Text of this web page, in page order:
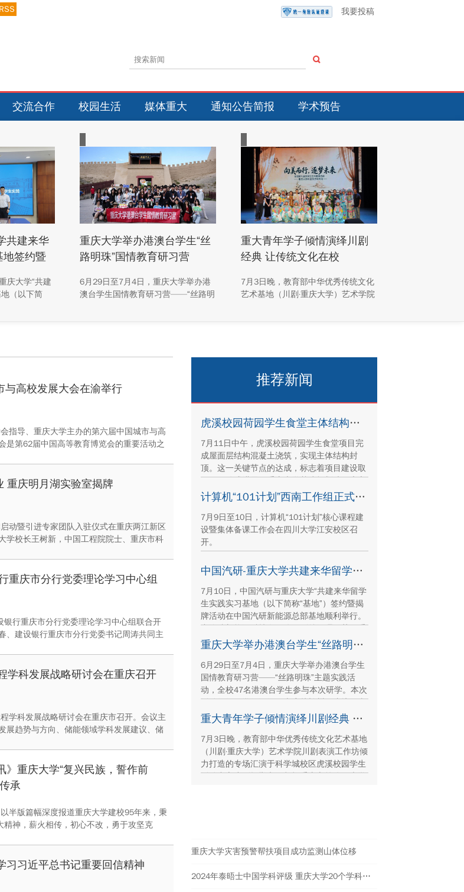
RSS 我要投稿
交流合作 校园生活 媒体重大 通知公告简报 学术预告
共建来华
地签约暨
庆大学“共建
（以下简
春出席活
与。
重庆大学举办港澳台学生“丝
路明珠”国情教育研习营
6月29日至7月4日，重庆大学举办港
澳台学生国情教育研习营——“丝路明
家在丝路文明传承、世界文化遗产保
成就与发展路径。
重大青年学子倾情演绎川剧
经典 让传统文化在校
7月3日晚，教育部中华优秀传统文化
艺术基地（川剧·重庆大学）艺术学院
主题，推进校园美育与传统文化传承
与高校发展大会在渝举行
指导、重庆大学主办的第六届中国城市与高
是第62届中国高等教育博览会的重要活动之
重庆明月湖实验室揭牌
动暨引进专家团队入驻仪式在重庆两江新区
学校长王树新，中国工程院院士、重庆市科
重庆市分行党委理论学习中心组
行重庆市分行党委理论学习中心组联合开
、建设银行重庆市分行党委书记周涛共同主
学科发展战略研讨会在重庆召开
学科发展战略研讨会在重庆市召开。会议主
展趋势与方向、储能领域学科发展建议、储
》重庆大学“复兴民族，誓作前
承
半版篇幅深度报道重庆大学建校95年来，秉
精神，薪火相传，初心不改，勇于攻坚克
习习近平总书记重要回信精神
推荐新闻
虎溪校园荷园学生食堂主体结构封顶
7月11日中午，虎溪校园荷园学生食堂项目完
成屋面层结构混凝土浇筑，实现主体结构封
顶。这一关键节点的达成，标志着项目建设取
得里程碑式进展。重庆大学基建规划处、康立
时代建设集团有限公司、湖南顺天建设集团有
限公司、重庆方郡建设工程咨询有限公司等参
建单位代表现场参与封顶仪式。
计算机“101计划”西南工作组正式成立
7月9日至10日，计算机“101计划”核心课程建
设暨集体备课工作会在四川大学江安校区召
开。
中国汽研-重庆大学共建来华留学生实践实习基地签约暨揭牌活动举行
7月10日，中国汽研与重庆大学“共建来华留学
生实践实习基地（以下简称“基地”）签约暨揭
牌活动在中国汽研新能源总部基地顺利举行。
中汽院新能源科技有限公司副总经理傅菊、重
庆大学国际合作与交流处处长兼留学生事务管
理中心主任阳春出席活动，双方相关职能负责
人、教师代表及来华留学生代表共同参与。
重庆大学举办港澳台学生“丝路明珠”国情教育研习营
6月29日至7月4日，重庆大学举办港澳台学生
国情教育研习营——“丝路明珠”主题实践活
动，全校47名港澳台学生参与本次研学。本次
活动组织同学们沿河西走廊赴兰州、张掖、嘉
峪关、敦煌多地实地走访，深入了解国家在丝
路文明传承、世界文化遗产保护、西北地质生
态治理等方面的建设成就与发展路径。
重大青年学子倾情演绎川剧经典 让传统文化在校园“活”起来
7月3日晚，教育部中华优秀传统文化艺术基地
（川剧·重庆大学）艺术学院川剧表演工作坊倾
力打造的专场汇演于科学城校区虎溪校园学生
活动中心小剧场举办，紧扣重庆市第八届大学
重庆大学灾害预警帮扶项目成功监测山体位移
2024年泰晤士中国学科评级 重庆大学20个学科评为A类